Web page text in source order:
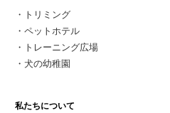
・ トリミング
・ペットホテル
・ トレーニング広場
・犬の幼稚園
私たちについて